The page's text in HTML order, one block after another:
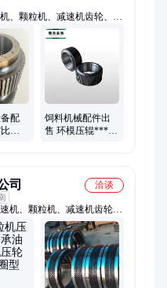
、颗粒机、减速机齿轮、颗
配件、560颗粒机、减速机
二手颗粒机、回收颗粒机、
千瓦颗粒机、制粒机、制
、850模具
配
秸
饲料机械配件出
售 环模压辊***制
司
洽谈
机、颗粒机、减速机齿轮、
配件、560颗粒机、颗粒机
燃烧机、塔机配件、水暖
壁炉、环保设备、焊烟除